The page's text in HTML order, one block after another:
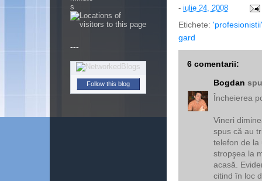
- iulie 24, 2008
Etichete: 'profesionistii'
gard
6 comentarii:
Bogdan
Încheierea
Vineri
spus că au
telefon de la
stropşea la
acasă.
citind în loc